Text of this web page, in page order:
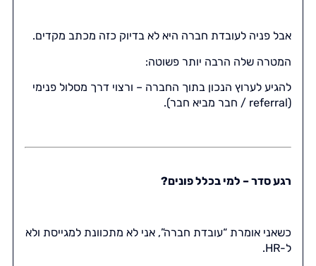
אבל פניה לעובדת חברה היא לא בדיוק כזה מכתב מקדים.
המטרה שלה הרבה יותר פשוטה:
להגיע לערוץ הנכון בתוך החברה – ורצוי דרך מסלול פנימי
(referral / חבר מביא חבר).
רגע סדר – למי בכלל פונים?
כשאני אומרת “עובדת חברה”, אני לא מתכוונת למגייסת ולא
ל-HR.